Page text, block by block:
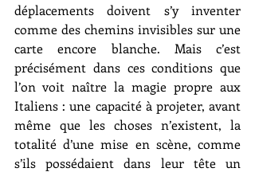
déplacements doivent s’y inventer
comme des chemins invisibles sur une
carte encore blanche. Mais c’est
précisément dans ces conditions que
l’on voit naître la magie propre aux
Italiens : une capacité à projeter, avant
même que les choses n’existent, la
totalité d’une mise en scène, comme
s’ils possédaient dans leur tête un